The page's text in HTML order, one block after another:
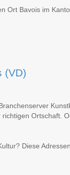
Ort Bavois im
(VD)
Ortschaft.
Diese